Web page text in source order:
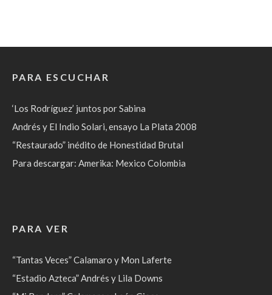
PARA ESCUCHAR
‘Los Rodríguez’ juntos por Sabina
Andrés y El Indio Solari, ensayo La Plata 2008
“Restaurado” inédito de Honestidad Brutal
Para descargar: Amerika: Mexico Colombia
PARA VER
“Tantas Veces” Calamaro y Mon Laferte
“Estadio Azteca” Andrés y Lila Downs